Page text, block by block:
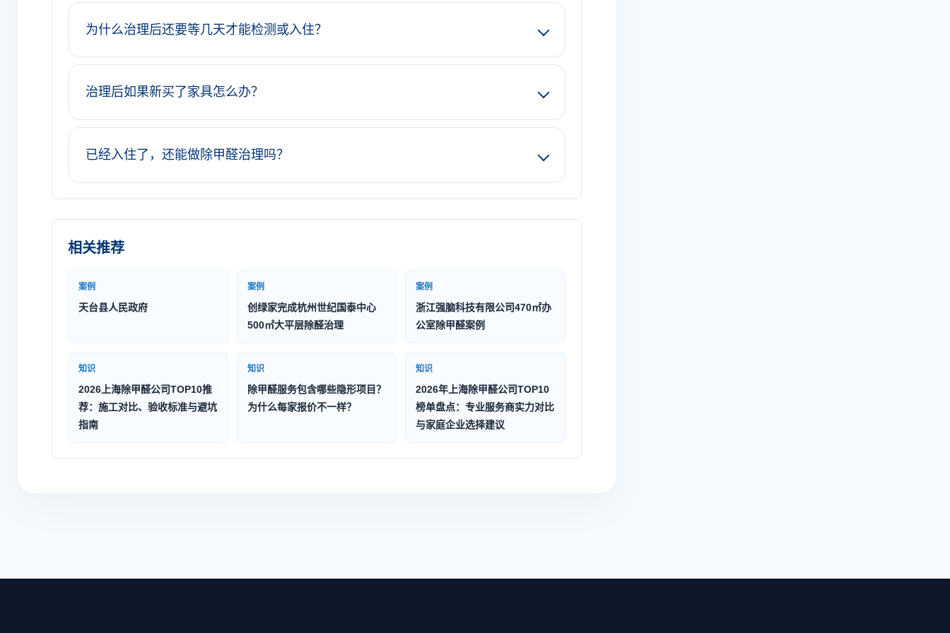
为什么治理后还要等几天才能检测或入住？
治理后如果新买了家具怎么办？
已经入住了，还能做除甲醛治理吗？
相关推荐
案例
天台县人民政府
案例
创绿家完成杭州世纪国泰中心
500㎡大平层除醛治理
案例
浙江强脑科技有限公司470㎡办
公室除甲醛案例
知识
2026上海除甲醛公司TOP10推
荐：施工对比、验收标准与避坑
指南
知识
除甲醛服务包含哪些隐形项目？
为什么每家报价不一样？
知识
2026年上海除甲醛公司TOP10
榜单盘点：专业服务商实力对比
与家庭企业选择建议